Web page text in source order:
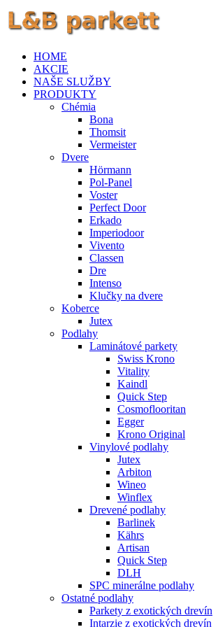
HOME
AKCIE
NAŠE SLUŽBY
PRODUKTY
Chémia
Bona
Thomsit
Vermeister
Dvere
Hörmann
Pol-Panel
Voster
Perfect Door
Erkado
Imperiodoor
Vivento
Classen
Dre
Intenso
Klučky na dvere
Koberce
Jutex
Podlahy
Laminátové parkety
Swiss Krono
Vitality
Kaindl
Quick Step
Cosmoflooritan
Egger
Krono Original
Vinylové podlahy
Jutex
Arbiton
Wineo
Winflex
Drevené podlahy
Barlinek
Kährs
Artisan
Quick Step
DLH
SPC minerálne podlahy
Ostatné podlahy
Parkety z exotických drevín
Intarzie z exotických drevín